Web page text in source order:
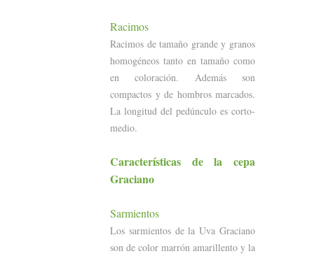
Racimos
Racimos de tamaño grande y granos
homogéneos tanto en tamaño como
en coloración. Además son
compactos y de hombros marcados.
La longitud del pedúnculo es corto-
medio.
Características de la cepa
Graciano
Sarmientos
Los sarmientos de la Uva Graciano
son de color marrón amarillento y la